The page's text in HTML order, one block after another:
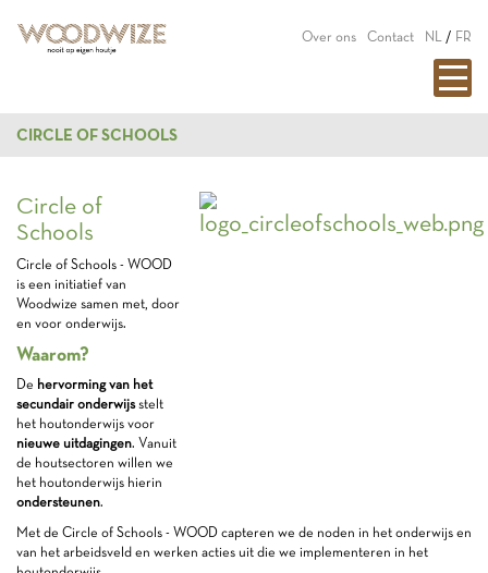
Over ons Contact NL / FR
CIRCLE OF SCHOOLS
Circle of
Schools
Circle of Schools - WOOD
is een initiatief van
Woodwize samen met, door
en voor onderwijs.
Waarom?
De hervorming van het
secundair onderwijsstelt
het houtonderwijs voor
nieuwe uitdagingen. Vanuit
de houtsectoren willen we
het houtonderwijs hierin
ondersteunen.
Met de Circle of Schools - WOOD capteren we de noden in het onderwijs en
van het arbeidsveld en werken acties uit die we implementeren in het